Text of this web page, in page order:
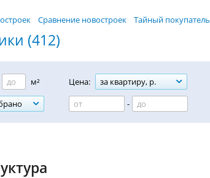
Сравнение новостроек Тайный покупатель
(412)
м²
Цена:
за квартиру, р.
-